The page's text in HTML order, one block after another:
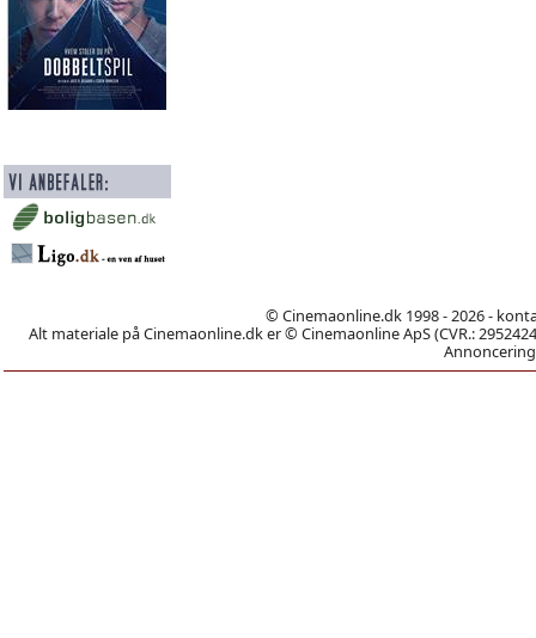
© Cinemaonline.dk 1998 - 2026 -
Alt materiale på Cinemaonline.dk er © Cinemaonline ApS (CVR.: